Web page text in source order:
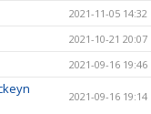
2021-11-05 14:32
2021-10-21 20:07
2021-09-16 19:46
2021-09-16 19:14